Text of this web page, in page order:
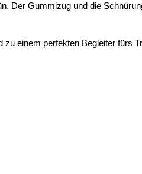
Der Gummizug und die
einem perfekten Begleiter fürs